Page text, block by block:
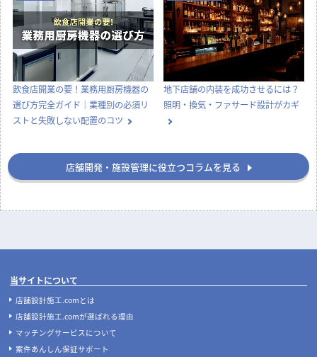
飲食店開業の要！業務用厨房機器の
選び方完全ガイド｜業種別の必須リ
ストと失敗しない配置のコツ
地下店舗の内装を成功させるには？
照明・換気・ファサード設計がカギ
店舗開発・施設管理に役立つコラムを見る
当サイトについて
店舗設計施工.comとは
店舗設計施工.comが選ばれる理由
マッチングサービスについて
案件あんしん保証サポート